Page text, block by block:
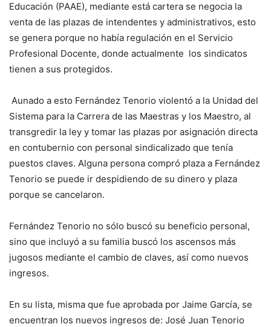
Educación (PAAE), mediante está cartera se negocia la
venta de las plazas de intendentes y administrativos, esto
se genera porque no había regulación en el Servicio
Profesional Docente, donde actualmente los sindicatos
tienen a sus protegidos.
Aunado a esto Fernández Tenorio violentó a la Unidad del
Sistema para la Carrera de las Maestras y los Maestro, al
transgredir la ley y tomar las plazas por asignación directa
en contubernio con personal sindicalizado que tenía
puestos claves. Alguna persona compró plaza a Fernández
Tenorio se puede ir despidiendo de su dinero y plaza
porque se cancelaron.
Fernández Tenorio no sólo buscó su beneficio personal,
sino que incluyó a su familia buscó los ascensos más
jugosos mediante el cambio de claves, así como nuevos
ingresos.
En su lista, misma que fue aprobada por Jaime García, se
encuentran los nuevos ingresos de: José Juan Tenorio